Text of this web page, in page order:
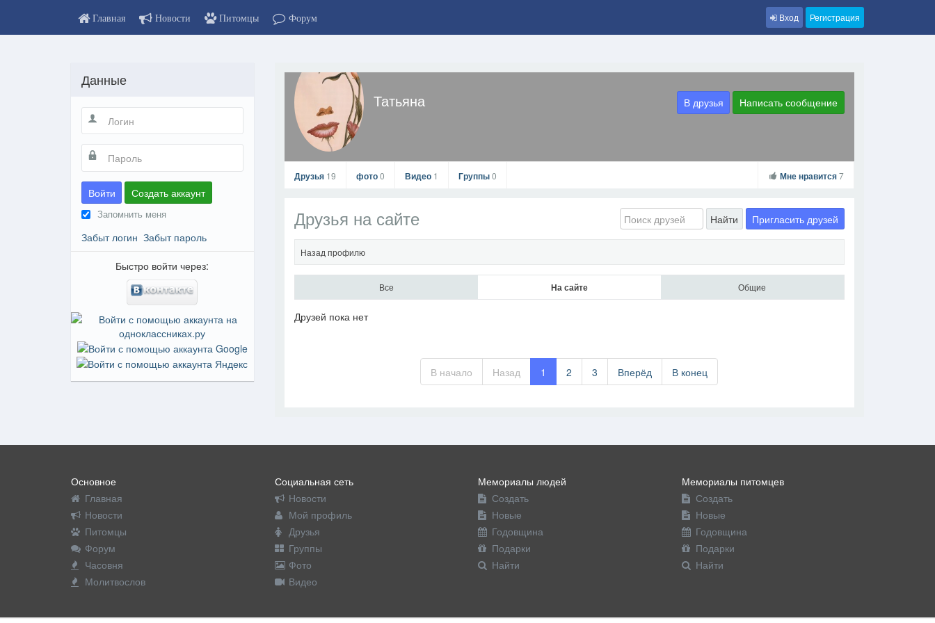
Главная Новости Питомцы Форум Вход Регистрация
Татьяна В друзья Написать сообщение
Татьяна
На профиль
Друзья 19 фото0 Видео 1 Группы0 Мне нравится7
Друзья на сайте Найти Пригласить друзей
Назад профилю
Все На сайте Общие
Друзей пока нет
В начало Назад 1 2 3 Вперёд В конец
Данные
Войти Создать аккаунт
Запомнить меня
Забыт логин Забыт пароль
Быстро войти через:
Основное
Главная
Новости
Питомцы
Форум
Часовня
Молитвослов
Социальная сеть
Новости
Мой профиль
Друзья
Группы
Фото
Видео
Мемориалы людей
Создать
Новые
Годовщина
Подарки
Найти
Мемориалы питомцев
Создать
Новые
Годовщина
Подарки
Найти